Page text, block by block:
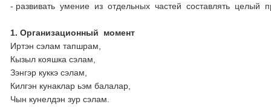
- развивать умение из отдельных частей составлять целый
1. Организационный момент
Иртэн сэлам тапшрам,
Кызыл кояшка сэлам,
Зэнгэр куккэ сэлам,
Килгэн кунаклар ьэм балалар,
Чын кунелдэн зур сэлам.